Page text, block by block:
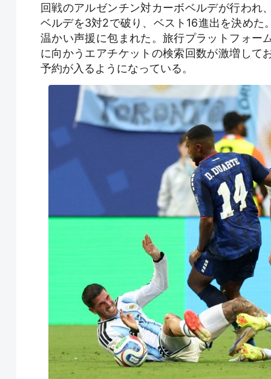
回戦のアルゼンチン対カーボベルデが行わ
ベルデを3対2で破り、ベスト16進出を決め
温かい声援に包まれた。旅行プラットフォー
に向かうエアチケットの検索回数が激増して
予約が入るようになっている。